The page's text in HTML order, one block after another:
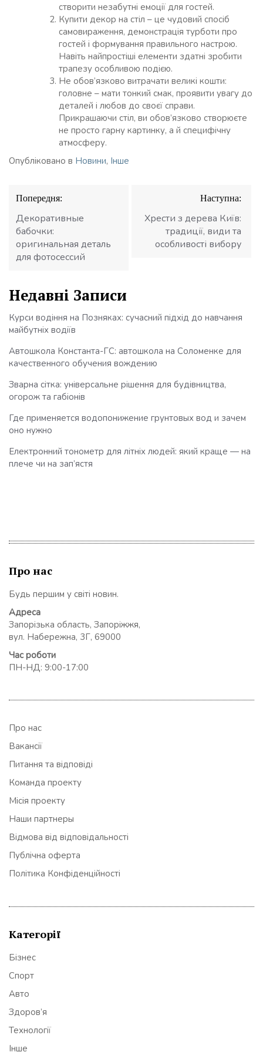
створити незабутні емоції для гостей.
Купити декор на стіл – це чудовий спосіб
самовираження, демонстрація турботи про
гостей і формування правильного настрою.
Навіть найпростіші елементи здатні зробити
трапезу особливою подією.
Не обов’язково витрачати великі кошти:
головне – мати тонкий смак, проявити увагу до
деталей і любов до своєї справи.
Прикрашаючи стіл, ви обов’язково створюєте
не просто гарну картинку, а й специфічну
атмосферу.
Опубліковано в Новини, Інше
Навігація
записів
Попередня:
Декоративные
бабочки:
оригинальная деталь
для фотосессий
Наступна:
Хрести з дерева Київ:
традиції, види та
особливості вибору
Недавні Записи
Курси водіння на Позняках: сучасний підхід до навчання
майбутніх водіїв
Автошкола Константа-ГС: автошкола на Соломенке для
качественного обучения вождению
Зварна сітка: універсальне рішення для будівництва,
огорож та габіонів
Где применяется водопонижение грунтовых вод и зачем
оно нужно
Електронний тонометр для літніх людей: який краще — на
плече чи на зап’ястя
Про нас
Будь першим у світі новин.
Адреса
Запорізька область, Запоріжжя,
вул. Набережна, 3Г, 69000
Час роботи
ПН-НД: 9:00-17:00
Про нас
Вакансії
Питання та відповіді
Команда проекту
Місія проекту
Наши партнеры
Відмова від відповідальності
Публічна оферта
Політика Конфіденційності
Категорії
Бізнес
Спорт
Авто
Здоров’я
Технології
Інше